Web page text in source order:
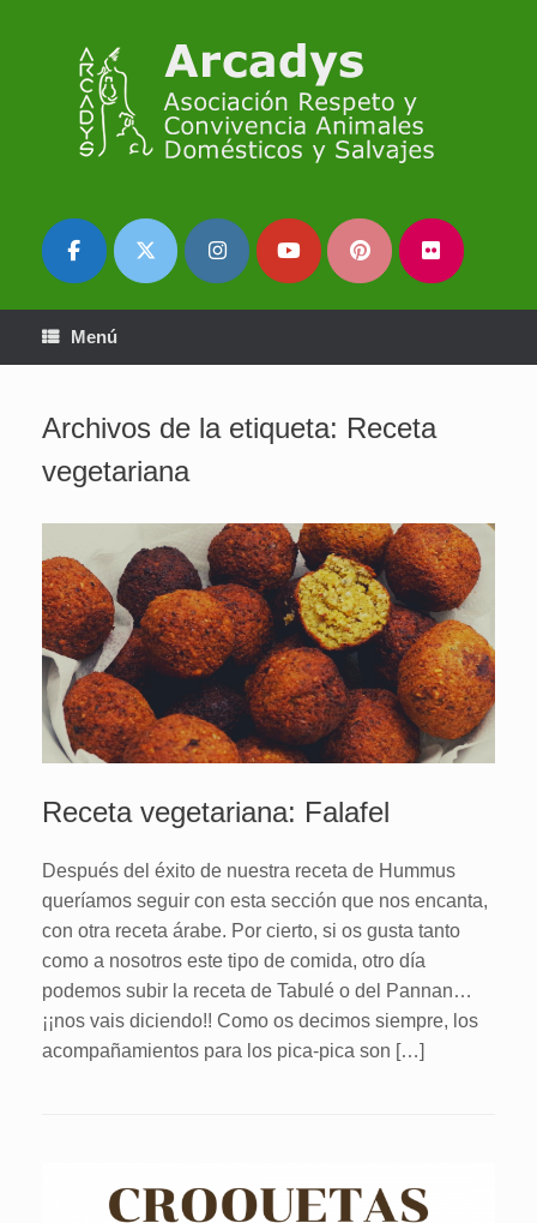
Menú
Archivos de la etiqueta: Receta
vegetariana
Receta vegetariana: Falafel
Después del éxito de nuestra receta de Hummus
queríamos seguir con esta sección que nos encanta,
con otra receta árabe. Por cierto, si os gusta tanto
como a nosotros este tipo de comida, otro día
podemos subir la receta de Tabulé o del Pannan…
¡¡nos vais diciendo!! Como os decimos siempre, los
acompañamientos para los pica-pica son […]